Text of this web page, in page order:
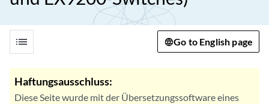
list Go to English page
Haftungsausschluss:
Diese Seite wurde mit der Übersetzungssoftware eines